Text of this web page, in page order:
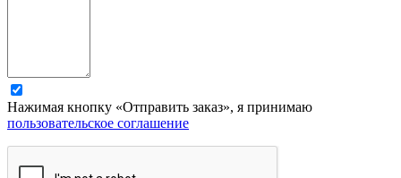
Нажимая кнопку «Отправить заказ», я принимаю
пользовательское соглашение